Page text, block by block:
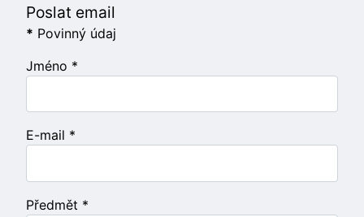
Poslat email
* Povinný údaj
Jméno *
E-mail *
Předmět *